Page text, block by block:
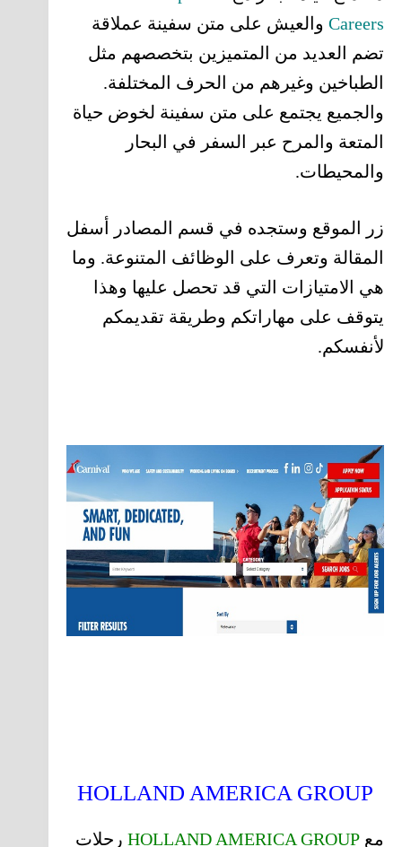
Careers والعيش على متن سفينة عملاقة
تضم العديد من المتميزين بتخصصهم مثل
الطباخين وغيرهم من الحرف المختلفة.
والجميع يجتمع على متن سفينة لخوض حياة
المتعة والمرح عبر السفر في البحار
والمحيطات.
زر الموقع وستجده في قسم المصادر أسفل
المقالة وتعرف على الوظائف المتنوعة. وما
هي الامتيازات التي قد تحصل عليها وهذا
يتوقف على مهاراتكم وطريقة تقديمكم
لأنفسكم.
HOLLAND AMERICA GROUP
مع HOLLAND AMERICA GROUP رحلات